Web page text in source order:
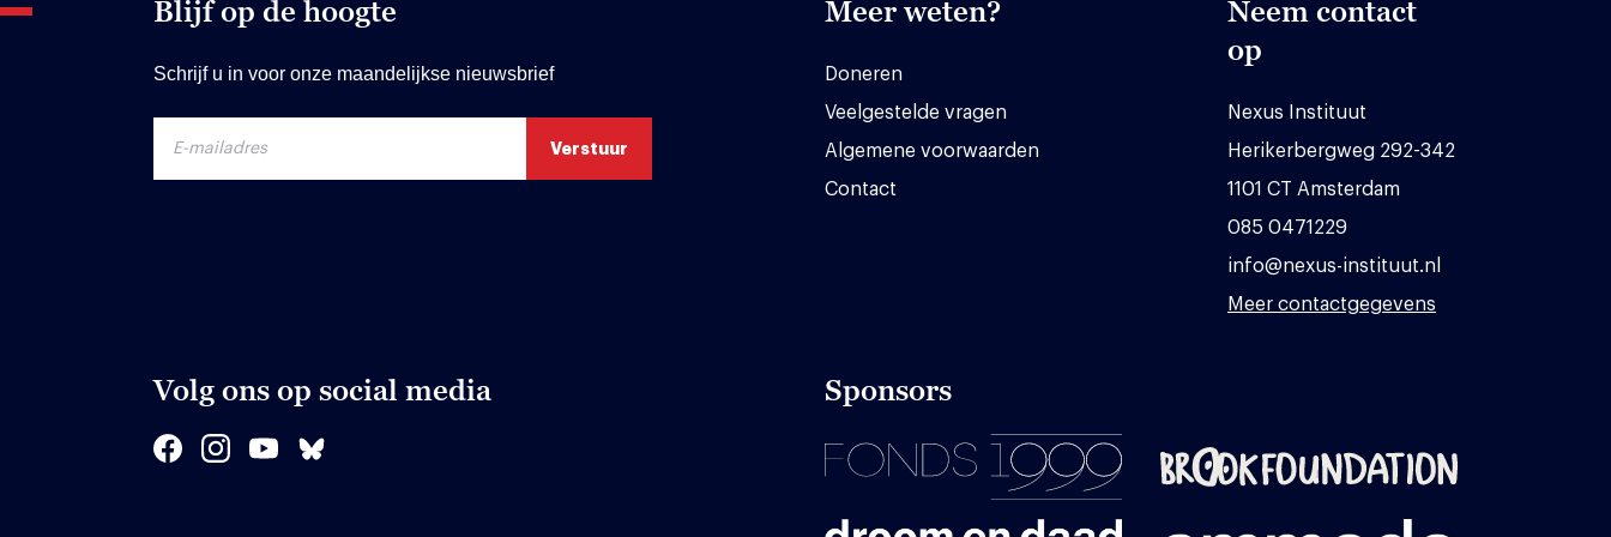
Blijf op de hoogte
Schrijf u in voor onze maandelijkse nieuwsbrief
Meer weten?
Doneren
Veelgestelde vragen
Algemene voorwaarden
Contact
Neem contact
op
Nexus Instituut
Herikerbergweg 292-342
1101 CT Amsterdam
085 0471229
info@nexus-instituut.nl
Meer contactgegevens
Volg ons op social media Sponsors